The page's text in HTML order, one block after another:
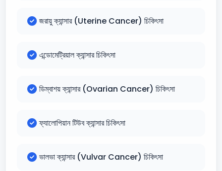
জরায়ু ক্যান্সার (Uterine Cancer) চিকিৎসা
এন্ডোমেট্রিয়াল ক্যান্সার চিকিৎসা
ডিম্বাশয় ক্যান্সার (Ovarian Cancer) চিকিৎসা
ফ্যালোপিয়ান টিউব ক্যান্সার চিকিৎসা
ভালভা ক্যান্সার (Vulvar Cancer) চিকিৎসা